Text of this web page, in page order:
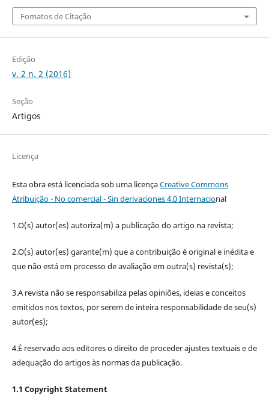
Fomatos de Citação
Edição
v. 2 n. 2 (2016)
Seção
Artigos
Licença
Esta obra está licenciada sob uma licençaCreative Commons
Atribuição - No comercial - Sin derivaciones 4.0 Internacional
1.O(s) autor(es) autoriza(m) a publicação do artigo na revista;
2.O(s) autor(es) garante(m) que a contribuição é original e inédita e
que não está em processo de avaliação em outra(s) revista(s);
3.A revista não se responsabiliza pelas opiniões, ideias e conceitos
emitidos nos textos, por serem de inteira responsabilidade de seu(s)
autor(es);
4.É reservado aos editores o direito de proceder ajustes textuais e de
adequação do artigos às normas da publicação.
1.1 Copyright Statement